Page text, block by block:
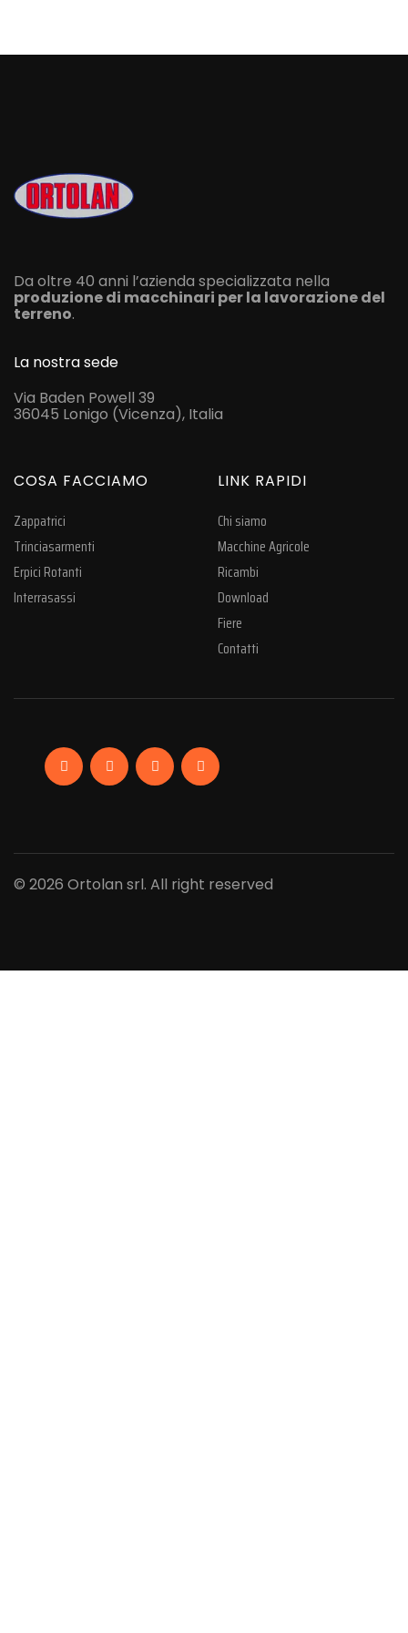
Da oltre 40 anni l’azienda specializzata nella
produzione di macchinari per la lavorazione del
terreno.
La nostra sede
Via Baden Powell 39
36045 Lonigo (Vicenza), Italia
COSA FACCIAMO
Zappatrici
Trinciasarmenti
Erpici Rotanti
Interrasassi
LINK RAPIDI
Chi siamo
Macchine Agricole
Ricambi
Download
Fiere
Contatti
FacebookLinkedinInstagramYouTube
© 2026 Ortolan srl. All right reserved